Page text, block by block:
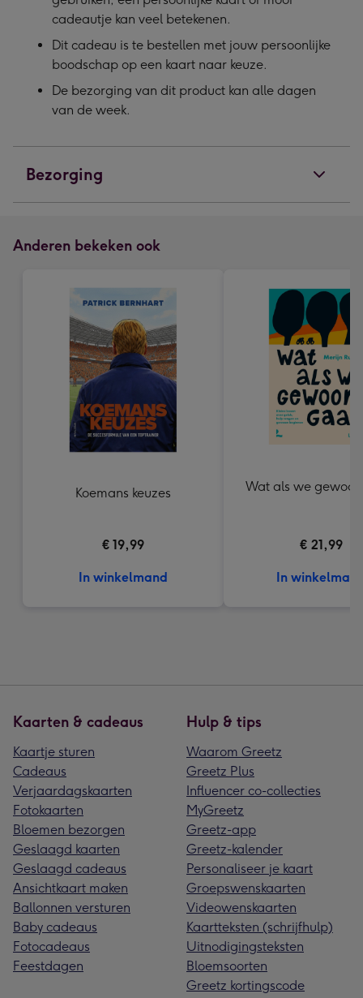
cadeautje kan veel betekenen.
Dit cadeau is te bestellen met jouw persoonlijke
boodschap op een kaart naar keuze.
De bezorging van dit product kan alle dagen
van de week.
Bezorging
Anderen bekeken ook
Koemans keuzes
€ 19,99
In winkelmand
Wat als we
€ 21,99
In
Kaarten & cadeaus
Kaartje sturen
Cadeaus
Verjaardagskaarten
Fotokaarten
Bloemen bezorgen
Geslaagd kaarten
Geslaagd cadeaus
Ansichtkaart maken
Ballonnen versturen
Baby cadeaus
Fotocadeaus
Feestdagen
Hulp & tips
Waarom Greetz
Greetz Plus
Influencer co-collecties
MyGreetz
Greetz-app
Greetz-kalender
Personaliseer je kaart
Groepswenskaarten
Videowenskaarten
Kaartteksten (schrijfhulp)
Uitnodigingsteksten
Bloemsoorten
Greetz kortingscode